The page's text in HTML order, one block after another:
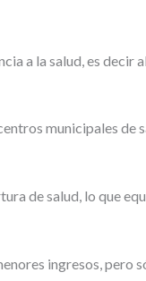
a la salud, es decir
municipales de
de salud, lo que
ingresos, pero